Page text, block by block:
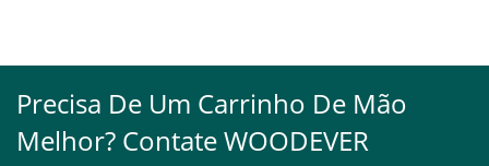
Precisa De Um Carrinho De Mão
Melhor? Contate WOODEVER